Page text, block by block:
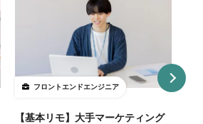
フロントエンドエンジニア
【基本リモ】大手マーケティング